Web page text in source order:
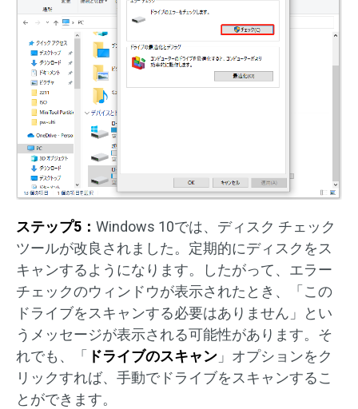
ステップ5： Windows 10では、ディスク チェック
ツールが改良されました。定期的にディスクをス
キャンするようになります。したがって、エラー
チェックのウィンドウが表示されたとき、「この
ドライブをスキャンする必要はありません」とい
うメッセージが表示される可能性があります。そ
れでも、「 ドライブのスキャン 」オプションをク
リックすれば、手動でドライブをスキャンするこ
とができます。